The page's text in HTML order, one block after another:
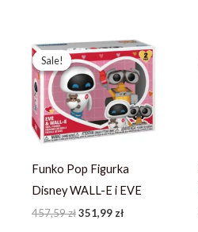
Sale!
Sale!
Funko Pop Figurka
Disney WALL-E i EVE
457,59zł
Pierwotna
cena
wynosiła:
457,59 zł.
351,99zł
Aktualna
cena
wynosi:
351,99 zł.